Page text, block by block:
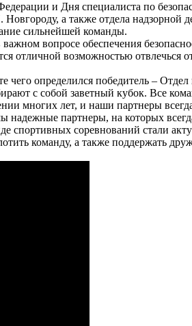
и Дня специалиста по
а также отдела надзорной
сильнейшей команды.
вопросе обеспечения
отличной возможностью
определился победитель –
с собой заветный кубок. Все
многих лет, и наши партнеры
надежные партнеры, на которых
спортивных соревнований стали
команду, а также поддержать